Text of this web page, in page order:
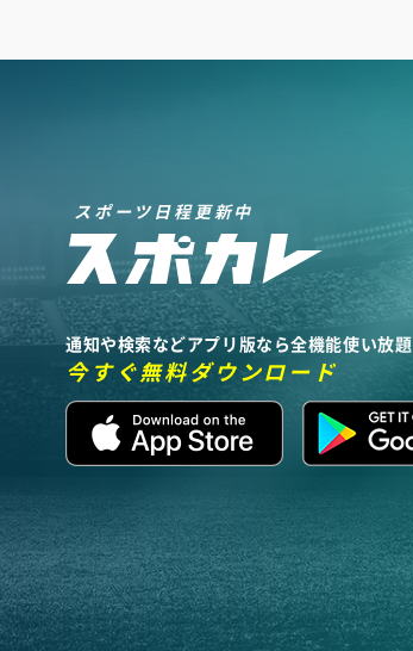
スポーツ日程更新中
通知や検索などアプリ版なら全機能使い放題
今すぐ無料ダウンロード